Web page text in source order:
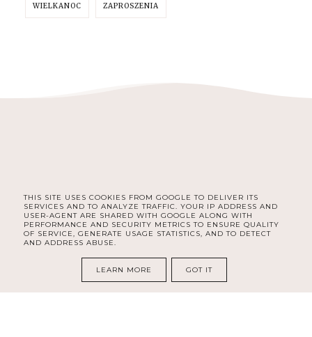
WIELKANOC ZAPROSZENIA
FACEBOOK INSTAGRAM PINTEREST
COPYRIGHT ©MAGISART - ŻYCIE Z PASJĄ
BLOG DESIGN: KAROGRAFIA.PL
THIS SITE USES COOKIES FROM GOOGLE TO DELIVER ITS
SERVICES AND TO ANALYZE TRAFFIC. YOUR IP ADDRESS AND
USER-AGENT ARE SHARED WITH GOOGLE ALONG WITH
PERFORMANCE AND SECURITY METRICS TO ENSURE QUALITY
OF SERVICE, GENERATE USAGE STATISTICS, AND TO DETECT
AND ADDRESS ABUSE.
LEARN MORE GOT IT